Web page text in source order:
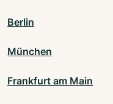
Berlin
München
Frankfurt am Main